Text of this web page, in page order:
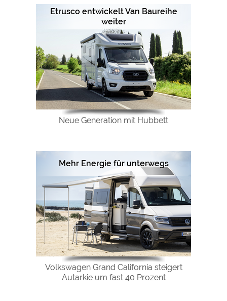
Etrusco entwickelt Van Baureihe
weiter
Neue Generation mit Hubbett
Mehr Energie für unterwegs
Volkswagen Grand California steigert
Autarkie um fast 40 Prozent